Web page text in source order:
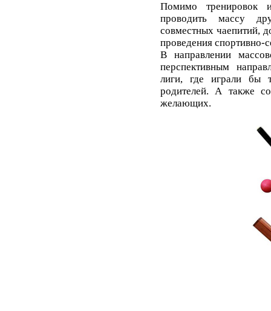
Помимо тренировок
проводить массу
совместных чаепитий,
проведения спортивно-
В направлении
перспективным
лиги, где играли бы
родителей. А также
желающих.